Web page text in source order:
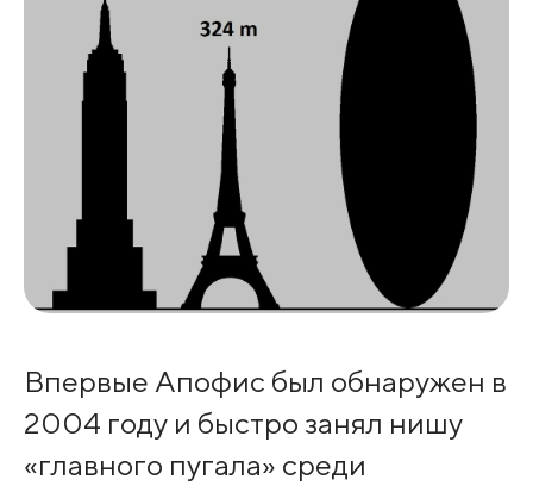
Впервые Апофис был обнаружен в
2004 году и быстро занял нишу
«главного пугала» среди